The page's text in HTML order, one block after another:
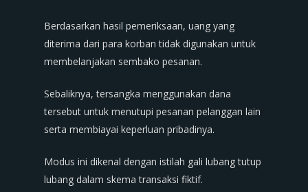
Berdasarkan hasil pemeriksaan, uang yang
diterima dari para korban tidak digunakan untuk
membelanjakan sembako pesanan.
Sebaliknya, tersangka menggunakan dana
tersebut untuk menutupi pesanan pelanggan lain
serta membiayai keperluan pribadinya.
Modus ini dikenal dengan istilah gali lubang tutup
lubang dalam skema transaksi fiktif.